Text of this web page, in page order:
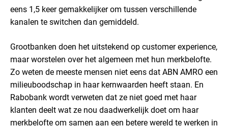
eens 1,5 keer gemakkelijker om tussen verschillende
kanalen te switchen dan gemiddeld.
Grootbanken doen het uitstekend op customer experience,
maar worstelen over het algemeen met hun merkbelofte.
Zo weten de meeste mensen niet eens dat ABN AMRO een
milieuboodschap in haar kernwaarden heeft staan. En
Rabobank wordt verweten dat ze niet goed met haar
klanten deelt wat ze nou daadwerkelijk doet om haar
merkbelofte om samen aan een betere wereld te werken in